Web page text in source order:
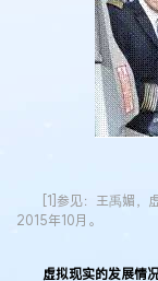
[1]参见：王禹媚，
2015年10月。
虚拟现实的发展情